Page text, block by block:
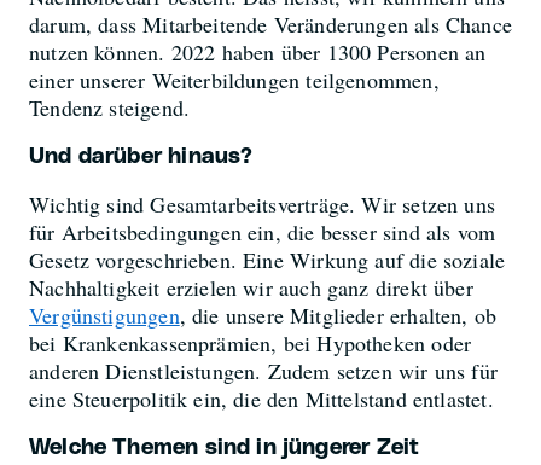
darum, dass Mitarbeitende Veränderungen als Chance
nutzen können. 2022 haben über 1300 Personen an
einer unserer Weiterbildungen teilgenommen,
Tendenz steigend.
Und darüber hinaus?
Wichtig sind Gesamtarbeitsverträge. Wir setzen uns
für Arbeitsbedingungen ein, die besser sind als vom
Gesetz vorgeschrieben. Eine Wirkung auf die soziale
Nachhaltigkeit erzielen wir auch ganz direkt über
Vergünstigungen, die unsere Mitglieder erhalten, ob
bei Krankenkassenprämien, bei Hypotheken oder
anderen Dienstleistungen. Zudem setzen wir uns für
eine Steuerpolitik ein, die den Mittelstand entlastet.
Welche Themen sind in jüngerer Zeit